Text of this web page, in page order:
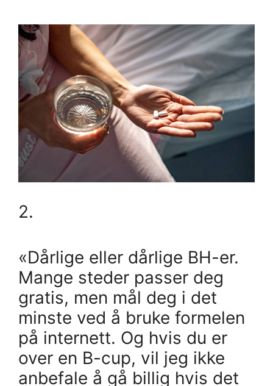
2.
«Dårlige eller dårlige BH-er.
Mange steder passer deg
gratis, men mål deg i det
minste ved å bruke formelen
på internett. Og hvis du er
over en B-cup, vil jeg ikke
anbefale å gå billig hvis det